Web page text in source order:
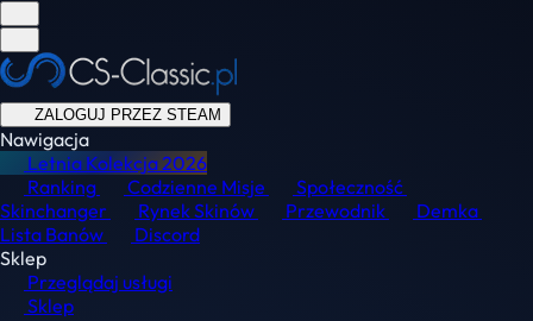
ZALOGUJ PRZEZ STEAM
Nawigacja
Letnia Kolekcja2026
Ranking
Codzienne Misje
Społeczność
Skinchanger
Rynek Skinów Przewodnik
Demka
Lista Banów
Discord
Sklep
Przeglądaj usługi
Sklep